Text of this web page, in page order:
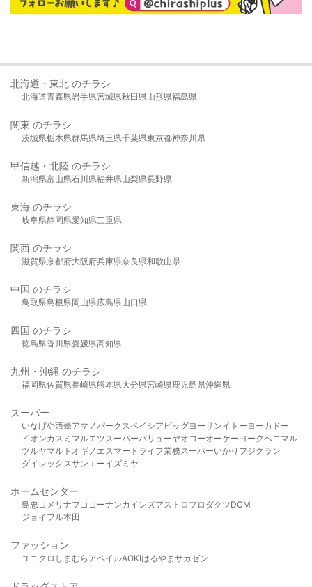
北海道・東北 のチラシ
北海道青森県岩手県宮城県秋田県山形県福島県
関東 のチラシ
茨城県栃木県群馬県埼玉県千葉県東京都神奈川県
甲信越・北陸 のチラシ
新潟県富山県石川県福井県山梨県長野県
東海 のチラシ
岐阜県静岡県愛知県三重県
関西 のチラシ
滋賀県京都府大阪府兵庫県奈良県和歌山県
中国 のチラシ
鳥取県島根県岡山県広島県山口県
四国 のチラシ
徳島県香川県愛媛県高知県
九州・沖縄 のチラシ
福岡県佐賀県長崎県熊本県大分県宮崎県鹿児島県沖縄県
スーパー
いなげや西條アマノパークスベイシア ビッグヨーサンイトーヨーカドー
イオンカスミ マルエツスーパーバリューヤオコーオーケー ヨークベニマル
ツルヤマルト オギノ エスマート ライフ業務スーパーいかり フジグラン
ダイレックスサンエーイズミヤ
ホームセンター
島忠 コメリ ナフコ コーナンカインズアストロプロダクツDCM
ジョイフル本田
ファッション
ユニクロ しまむら アベイルAOKIはるやま サカゼン